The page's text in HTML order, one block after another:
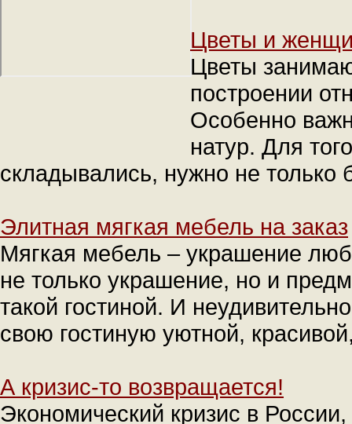
Цветы и
Цветы
построении
Особенно
натур. Для
складывались, нужно не только
Элитная мягкая мебель на заказ
Мягкая мебель – украшение
не только украшение, но и
такой гостиной. И
свою гостиную уютной,
А кризис-то возвращается!
Экономический кризис в